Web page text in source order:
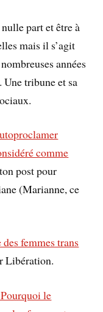
part et être à
mais il s’agit
années
Une tribune et sa
comme
post pour
(Marianne, ce
femmes trans
Libération.
le